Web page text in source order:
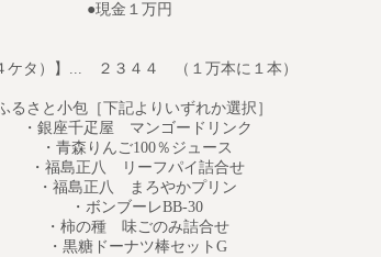
●現金１万円
ケタ）】... ２３４４ （１万本に１本）
と小包［下記よりいずれか選択］
座千疋屋 マンゴードリンク
青森りんご100％ジュース
島正八 リーフパイ詰合せ
福島正八 まろやかプリン
・ボンブーレBB-30
柿の種 味ごのみ詰合せ
黒糖ドーナツ棒セットG